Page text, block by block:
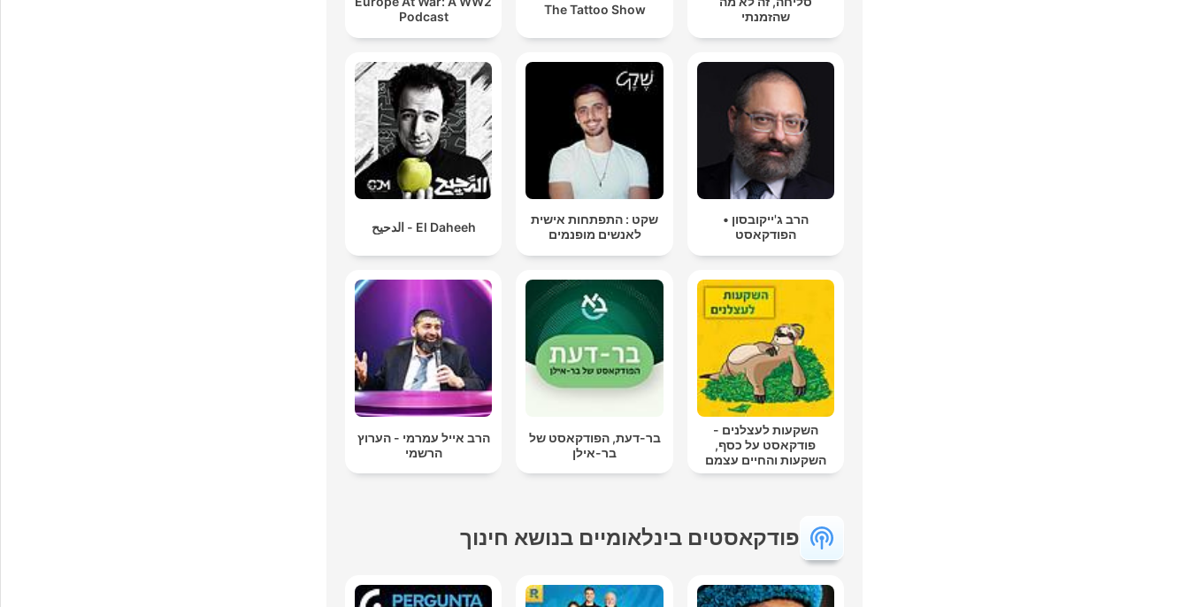
שהזמנתי
The Tattoo Show
Podcast
הרב ג'ייקובסון •
הפודקאסט
שקט : התפתחות אישית
לאנשים מופנמים
El Daheeh - الدحيح
השקעות לעצלנים -
פודקאסט על כסף,
השקעות והחיים עצמם
בר-דעת, הפודקאסט של
בר-אילן
הרב אייל עמרמי - הערוץ
הרשמי
פודקאסטים בינלאומיים בנושא חינוך